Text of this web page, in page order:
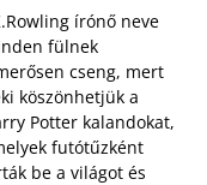
írónő neve
fülnek
cseng, mert
köszönhetjük a
Potter kalandokat,
futótűzként
be a világot és